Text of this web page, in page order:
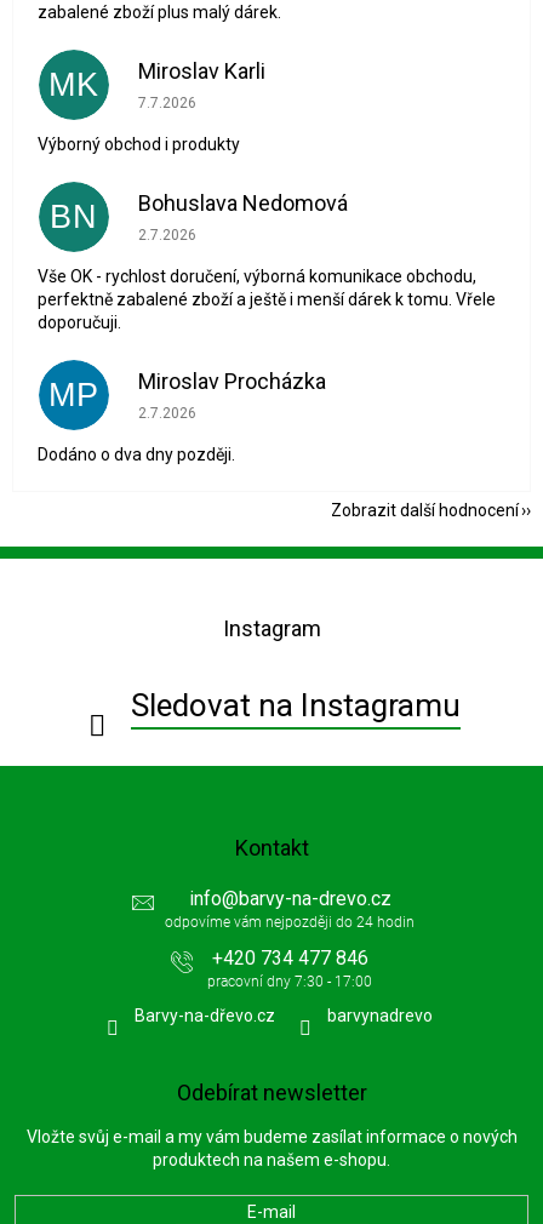
zabalené zboží plus malý dárek.
MK Miroslav Karli
Hodnocení obchodu je 5 z 5 hvězdiček.
7.7.2026
Výborný obchod i produkty
BN Bohuslava Nedomová
Hodnocení obchodu je 5 z 5 hvězdiček.
2.7.2026
Vše OK - rychlost doručení, výborná komunikace obchodu,
perfektně zabalené zboží a ještě i menší dárek k tomu. Vřele
doporučuji.
MP Miroslav Procházka
Hodnocení obchodu je 1 z 5 hvězdiček.
2.7.2026
Dodáno o dva dny později.
Zobrazit další hodnocení
Z
Instagram
Sledovat na Instagramu
Kontakt
info@barvy-na-drevo.cz
+420 734 477 846
Barvy-na-dřevo.cz barvynadrevo
Odebírat newsletter
Vložte svůj e-mail a my vám budeme zasílat informace o nových
produktech na našem e-shopu.
E-mail